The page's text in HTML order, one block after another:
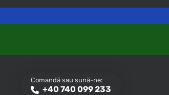
Delivery toSăvinești, NT Switch
Comandă sau sună-ne:
+40 740 099 233